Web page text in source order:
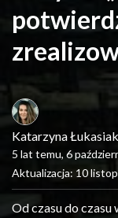
Katarzyna Łukasiak
5 lat temu, 6
Aktualizacja: 10
Od czasu do